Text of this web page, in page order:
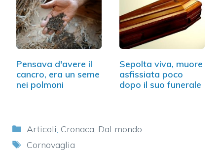
Pensava d'avere il
cancro, era un seme
nei polmoni
Sepolta viva, muore
asfissiata poco
dopo il suo funerale
Categorie
Articoli, Cronaca, Dal mondo
Tag
Cornovaglia